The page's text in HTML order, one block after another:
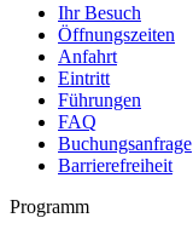
Ihr Besuch
Öffnungszeiten
Anfahrt
Eintritt
Führungen
FAQ
Buchungsanfrage
Barrierefreiheit
Programm